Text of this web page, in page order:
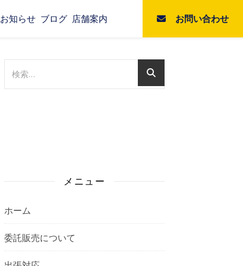
お知らせ ブログ 店舗案内 お問い合わせ
メニュー
ホーム
委託販売について